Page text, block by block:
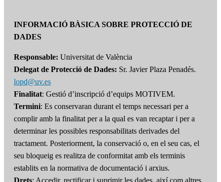
INFORMACIÓ BÀSICA SOBRE PROTECCIÓ DE
DADES
Responsable: Universitat de València
Delegat de Protecció de Dades: Sr. Javier Plaza Penadés.
lopd@uv.es
Finalitat: Gestió d’inscripció d’equips MOTIVEM.
Termini: Es conservaran durant el temps necessari per a
complir amb la finalitat per a la qual es van recaptar i per a
determinar les possibles responsabilitats derivades del
tractament. Posteriorment, la conservació o, en el seu cas, el
seu bloqueig es realitza de conformitat amb els terminis
establits en la normativa de documentació i arxius.